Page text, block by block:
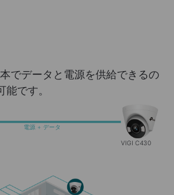
でデータと電源を供給できるの
です。
電源 + データ
VIGI C430